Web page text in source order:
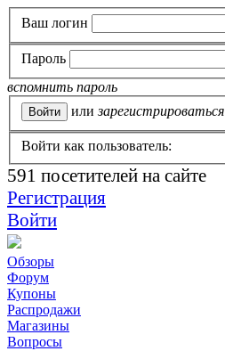
Ваш логин
Пароль
вспомнить пароль
или зарегистрироваться
Войти как пользователь:
591 посетителей на сайте
Регистрация
Войти
Обзоры
Форум
Купоны
Распродажи
Магазины
Вопросы